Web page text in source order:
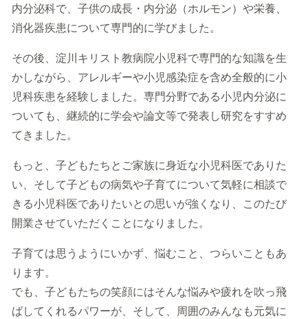
内分泌科で、子供の成長・内分泌（ホルモン）や栄養、
消化器疾患について専門的に学びました。
その後、淀川キリスト教病院小児科で専門的な知識を生
かしながら、アレルギーや小児感染症を含め全般的に小
児科疾患を経験しました。専門分野である小児内分泌に
ついても、継続的に学会や論文等で発表し研究をすすめ
てきました。
もっと、子どもたちとご家族に身近な小児科医でありた
い、そして子どもの病気や子育てについて気軽に相談で
きる小児科医でありたいとの思いが強くなり、このたび
開業させていただくことになりました。
子育ては思うようにいかず、悩むこと、つらいこともあ
ります。
でも、子どもたちの笑顔にはそんな悩みや疲れを吹っ飛
ばしてくれるパワーが、そして、周囲のみんなも元気に